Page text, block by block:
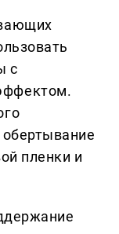
с
пленки и